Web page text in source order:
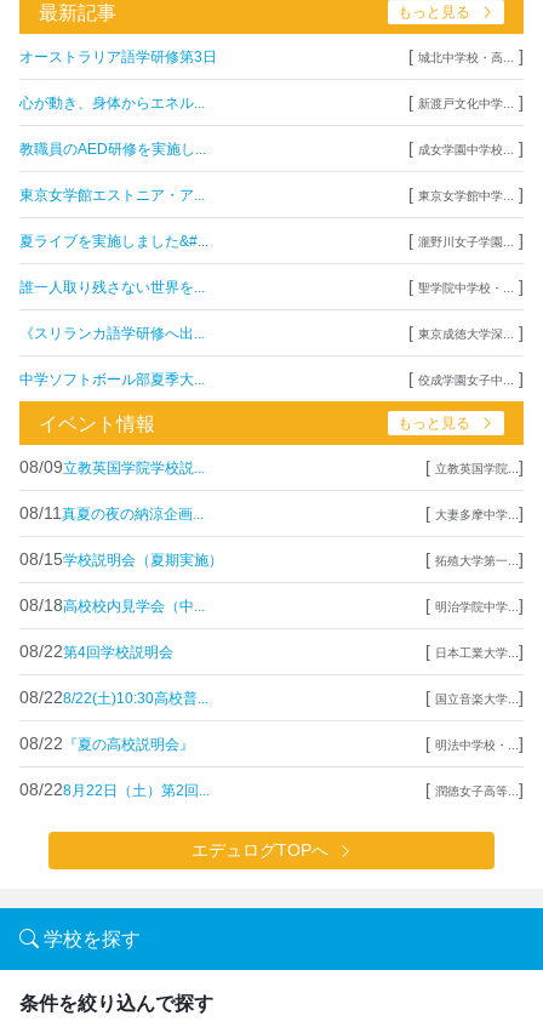
最新記事 もっと見る
オーストラリア語学研修第3日 [ 城北中学校・高... ]
心が動き、身体からエネル... [ 新渡戸文化中学... ]
教職員のAED研修を実施し... [ 成女学園中学校... ]
東京女学館エストニア・ア... [ 東京女学館中学... ]
夏ライブを実施しました&#... [ 瀧野川女子学園... ]
誰一人取り残さない世界を... [ 聖学院中学校・... ]
《スリランカ語学研修へ出... [ 東京成徳大学深... ]
中学ソフトボール部夏季大... [ 佼成学園女子中... ]
イベント情報 もっと見る
08/09立教英国学院学校説... [ 立教英国学院... ]
08/11 真夏の夜の納涼企画... [ 大妻多摩中学... ]
08/15学校説明会（夏期実施） [ 拓殖大学第一... ]
08/18高校校内見学会（中... [ 明治学院中学... ]
08/22第4回学校説明会 [ 日本工業大学... ]
08/228/22(土)10:30高校普... [ 国立音楽大学... ]
08/22 『夏の高校説明会』 [ 明法中学校・... ]
08/228月22日（土）第2回... [ 潤徳女子高等... ]
エデュログTOPへ
学校を探す
条件を絞り込んで探す